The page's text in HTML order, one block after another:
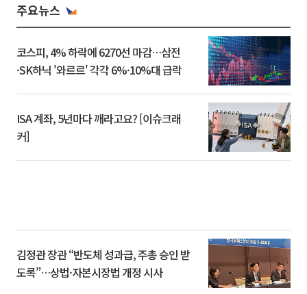
주요뉴스
코스피, 4% 하락에 6270선 마감…삼전
·SK하닉 '와르르' 각각 6%·10%대 급락
ISA 계좌, 5년마다 깨라고요? [이슈크래
커]
김정관 장관 “반도체 성과급, 주총 승인 받
도록”…상법·자본시장법 개정 시사